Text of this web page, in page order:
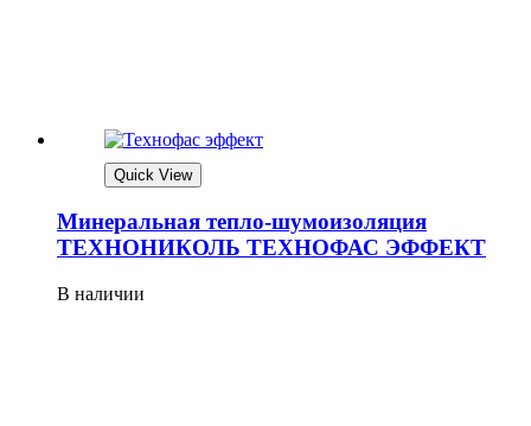
Quick View
Минеральная тепло-шумоизоляция
ТЕХНОНИКОЛЬ ТЕХНОФАС ЭФФЕКТ
В наличии